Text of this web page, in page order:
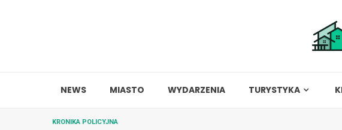
NEWS MIASTO WYDARZENIA TURYSTYKA
KRONIKA POLICYJNA